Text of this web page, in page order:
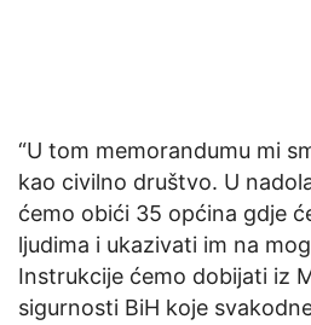
“U tom memorandumu mi
kao civilno društvo. U
ćemo obići 35 općina gdje
ljudima i ukazivati im na
Instrukcije ćemo dobijati iz
sigurnosti BiH koje